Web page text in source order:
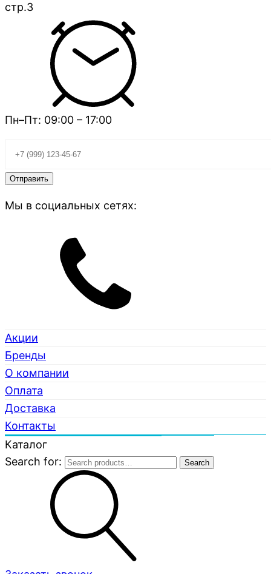
стр.3
Пн–Пт: 09:00 – 17:00
Мы в социальных сетях:
Акции
Бренды
О компании
Оплата
Доставка
Контакты
Каталог
Search for:
Search